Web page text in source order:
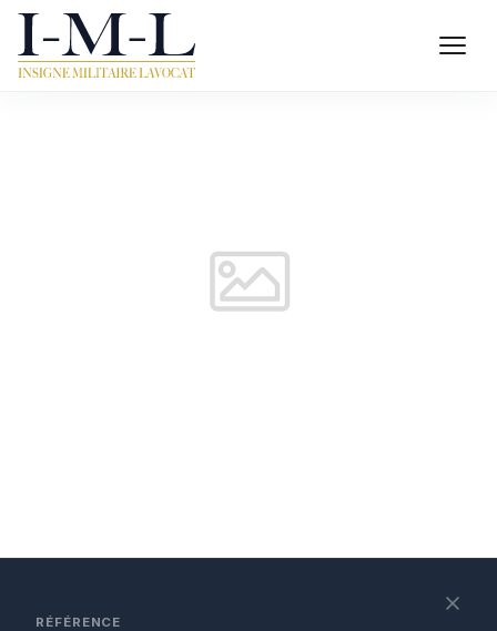
RÉFÉRENCE